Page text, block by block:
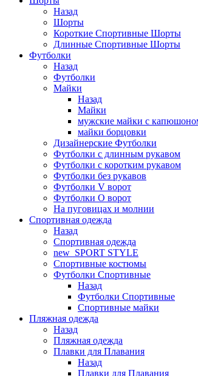
Назад
Шорты
Короткие Спортивные Шорты
Длинные Спортивные Шорты
Футболки
Назад
Футболки
Майки
Назад
Майки
мужские майки с
майки борцовки
Дизайнерские Футболки
Футболки с длинным рукавом
Футболки с коротким рукавом
Футболки без рукавов
Футболки V ворот
Футболки O ворот
На пуговицах и молнии
Спортивная одежда
Назад
Спортивная одежда
new_SPORT STYLE
Спортивные костюмы
Футболки Спортивные
Назад
Футболки Спортивные
Спортивные майки
Пляжная одежда
Назад
Пляжная одежда
Плавки для Плавания
Назад
Плавки для Плавания